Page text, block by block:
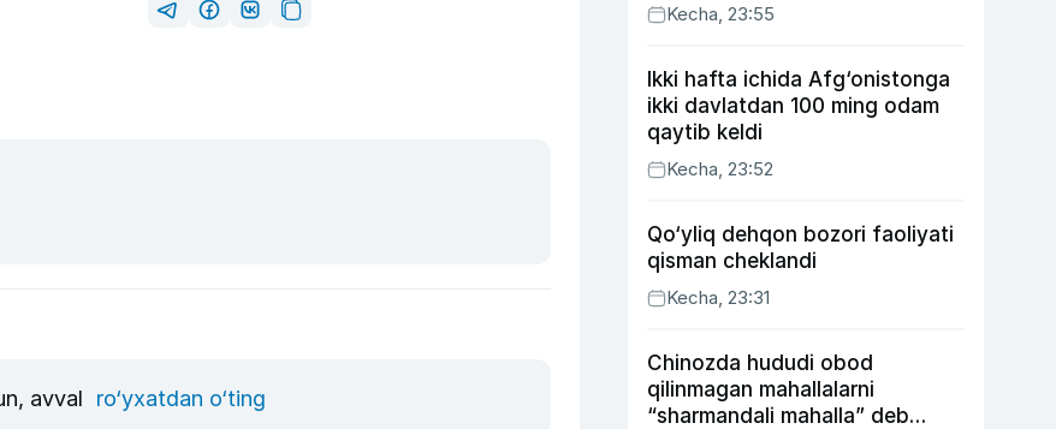
avval ro‘yxatdan o‘ting
Kecha, 23:55
Ikki hafta ichida Afg‘onistonga
ikki davlatdan 100 ming odam
qaytib keldi
Kecha, 23:52
Qo‘yliq dehqon bozori faoliyati
qisman cheklandi
Kecha, 23:31
Chinozda hududi obod
qilinmagan mahallalarni
“sharmandali mahalla” deb